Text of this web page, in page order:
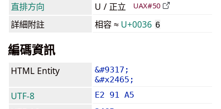
直排方向 U / 正立 UAX#50
詳細附註 相容 ≈ U+0036 6
編碼資訊
HTML Entity
&#9317;
&#x2465;
UTF-8 E2 91 A5